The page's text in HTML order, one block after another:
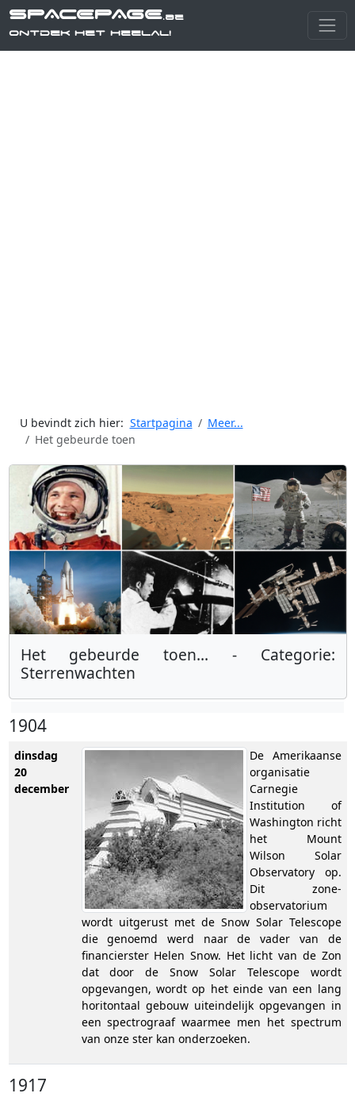
SPACEPAGE.be
Ontdek het heelal!
U bevindt zich hier: Startpagina
Meer...
Het gebeurde toen
Het gebeurde toen... - Categorie:
Sterrenwachten
1904
dinsdag
20
december
De Amerikaanse
organisatie
Carnegie
Institution of
Washington richt
het Mount
Wilson Solar
Observatory op.
Dit zone-
observatorium
wordt uitgerust met de Snow Solar Telescope
die genoemd werd naar de vader van de
financierster Helen Snow. Het licht van de Zon
dat door de Snow Solar Telescope wordt
opgevangen, wordt op het einde van een lang
horitontaal gebouw uiteindelijk opgevangen in
een spectrograaf waarmee men het spectrum
van onze ster kan onderzoeken.
1917